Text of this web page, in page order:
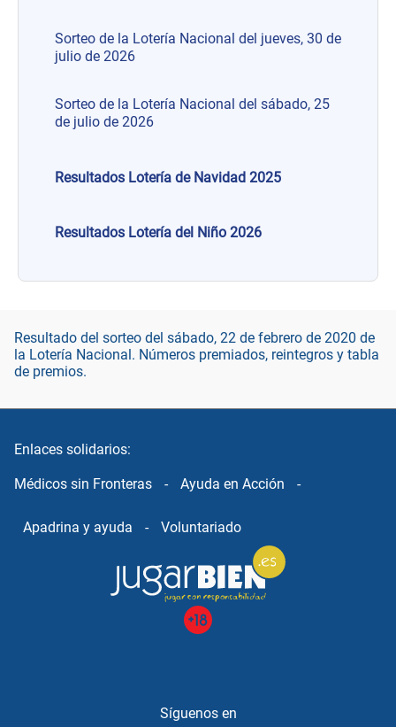
Resultado del sorteo del sábado, 22 de febrero de 2020 de
la Lotería Nacional. Números premiados, reintegros y tabla
de premios.
Sorteo de la Lotería Nacional del jueves, 30 de
julio de 2026
Sorteo de la Lotería Nacional del sábado, 25
de julio de 2026
Resultados Lotería de Navidad 2025
Resultados Lotería del Niño 2026
Enlaces solidarios:
Médicos sin Fronteras - Ayuda en Acción -
Apadrina y ayuda - Voluntariado